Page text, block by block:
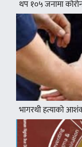
थप १०५ जनामा
भागरथी हत्याको